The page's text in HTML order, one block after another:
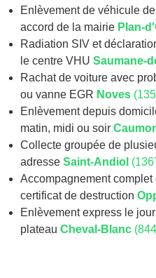
Enlèvement de véhicule
accord de la mairie Plan-
Radiation SIV et
le centre VHU Saumane-
Rachat de voiture avec
ou vanne EGR Noves
Enlèvement depuis
matin, midi ou soir
Collecte groupée de
adresse Saint-Andiol
Accompagnement
certificat de destruction
Enlèvement express le
plateau Cheval-Blanc